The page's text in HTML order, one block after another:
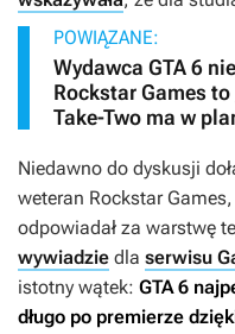
POWIĄZANE:
Wydawca GTA 6
Rockstar Games
Take-Two ma w
Niedawno do dyskusji
weteran Rockstar
odpowiadał za warstwę
wywiadzie dla serwisu
istotny wątek: GTA 6
długo po premierze